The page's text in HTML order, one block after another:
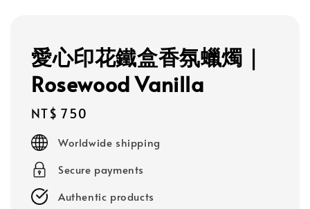
愛心印花鐵盒香氛蠟燭｜
Rosewood Vanilla
Regular
price
NT$ 750
Worldwide shipping
Secure payments
Authentic products